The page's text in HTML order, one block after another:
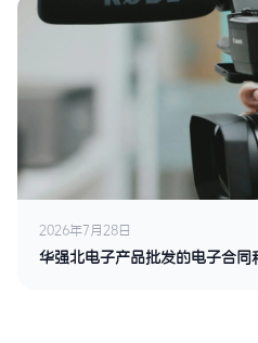
2026年7月28日
华强北电子产品批发的电子合同